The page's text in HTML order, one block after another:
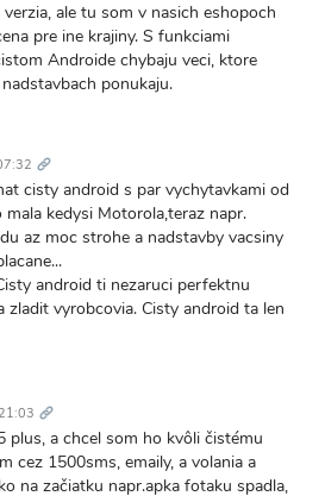
ale tu som v nasich eshopoch
pre ine krajiny. S funkciami
Androide chybaju veci, ktore
ponukaju.
odkaz
cisty android s par vychytavkami od
kedysi Motorola,teraz napr.
az moc strohe a nadstavby vacsiny
android ti nezaruci perfektnu
zladit vyrobcovia. Cisty android ta len
odkaz
plus, a chcel som ho kvôli čistému
cez 1500sms, emaily, a volania a
na začiatku napr.apka fotaku spadla,